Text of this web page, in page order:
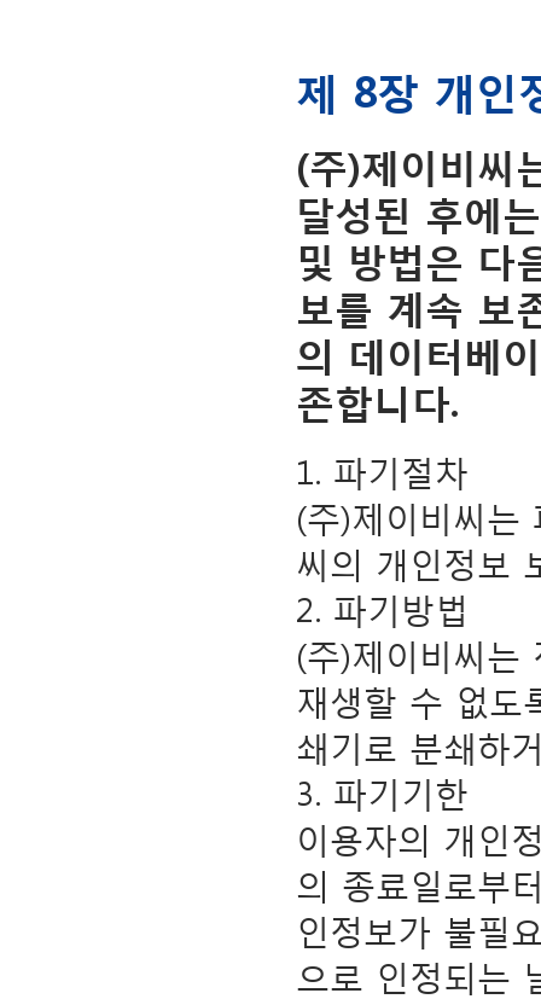
제 8장 개인
(주)제이비씨
달성된 후에
및 방법은 다
보를 계속 보
의 데이터베
존합니다.
1. 파기절차
(주)제이비씨는
씨의 개인정보
2. 파기방법
(주)제이비씨는
재생할 수 없도
쇄기로 분쇄하
3. 파기기한
이용자의 개인
의 종료일로부
인정보가 불필
으로 인정되는